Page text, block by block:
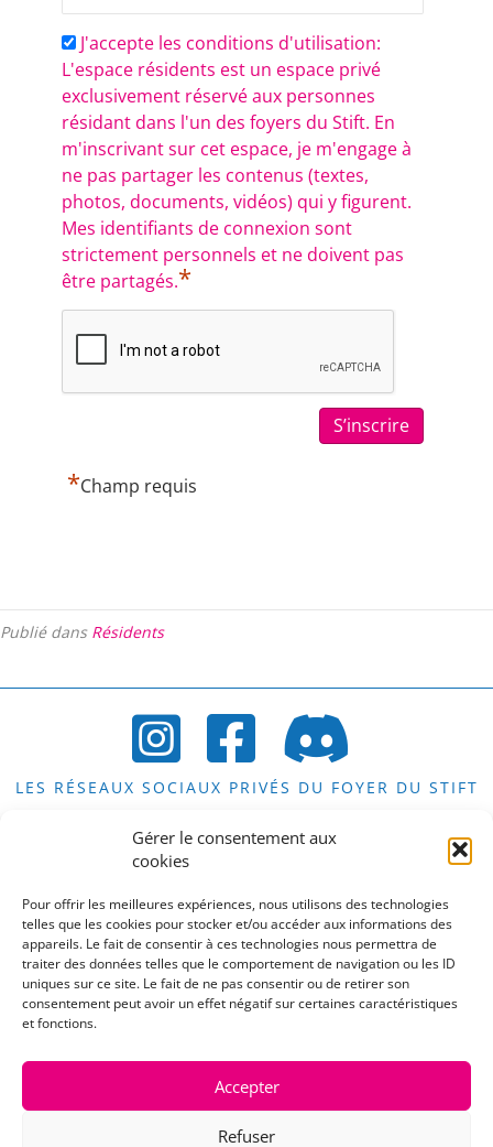
Gérer le consentement aux
cookies
Pour offrir les meilleures expériences, nous utilisons des technologies
telles que les cookies pour stocker et/ou accéder aux informations des
appareils. Le fait de consentir à ces technologies nous permettra de
traiter des données telles que le comportement de navigation ou les ID
uniques sur ce site. Le fait de ne pas consentir ou de retirer son
consentement peut avoir un effet négatif sur certaines caractéristiques
et fonctions.
Accepter
Refuser
J'accepte les conditions d'utilisation:
L'espace résidents est un espace privé
exclusivement réservé aux personnes
résidant dans l'un des foyers du Stift. En
m'inscrivant sur cet espace, je m'engage à
ne pas partager les contenus (textes,
photos, documents, vidéos) qui y figurent.
Mes identifiants de connexion sont
strictement personnels et ne doivent pas
être partagés.*
*Champ requis
Publié dans Résidents
LES RÉSEAUX SOCIAUX PRIVÉS DU FOYER DU STIFT
LES COMPTES PUBLICS DU STIFT
LE COMPTE PUBLIC DE LA CAFET DU STIFT
UNE REMARQUE, UNE SUGGESTION, UN
COMMENTAIRE OU UNE QUESTION?